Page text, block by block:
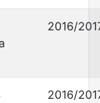
2016/
2016/